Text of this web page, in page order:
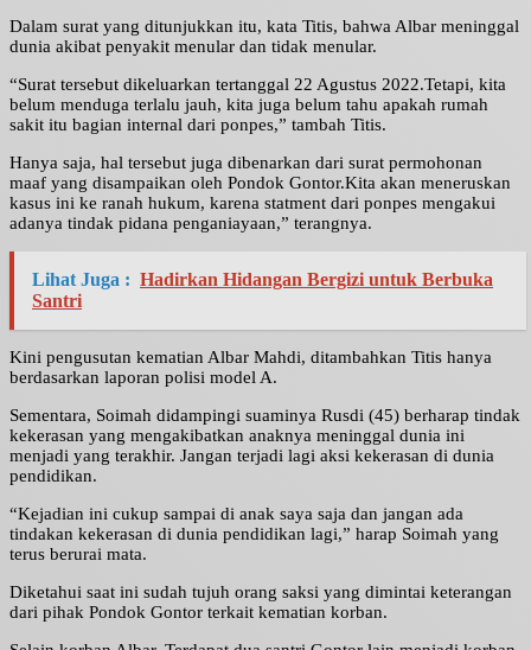
Dalam surat yang ditunjukkan itu, kata Titis, bahwa Albar meninggal
dunia akibat penyakit menular dan tidak menular.
“Surat tersebut dikeluarkan tertanggal 22 Agustus 2022.Tetapi, kita
belum menduga terlalu jauh, kita juga belum tahu apakah rumah
sakit itu bagian internal dari ponpes,” tambah Titis.
Hanya saja, hal tersebut juga dibenarkan dari surat permohonan
maaf yang disampaikan oleh Pondok Gontor.Kita akan meneruskan
kasus ini ke ranah hukum, karena statment dari ponpes mengakui
adanya tindak pidana penganiayaan,” terangnya.
Lihat Juga : Hadirkan Hidangan Bergizi untuk Berbuka
Santri
Kini pengusutan kematian Albar Mahdi, ditambahkan Titis hanya
berdasarkan laporan polisi model A.
Sementara, Soimah didampingi suaminya Rusdi (45) berharap tindak
kekerasan yang mengakibatkan anaknya meninggal dunia ini
menjadi yang terakhir. Jangan terjadi lagi aksi kekerasan di dunia
pendidikan.
“Kejadian ini cukup sampai di anak saya saja dan jangan ada
tindakan kekerasan di dunia pendidikan lagi,” harap Soimah yang
terus berurai mata.
Diketahui saat ini sudah tujuh orang saksi yang dimintai keterangan
dari pihak Pondok Gontor terkait kematian korban.